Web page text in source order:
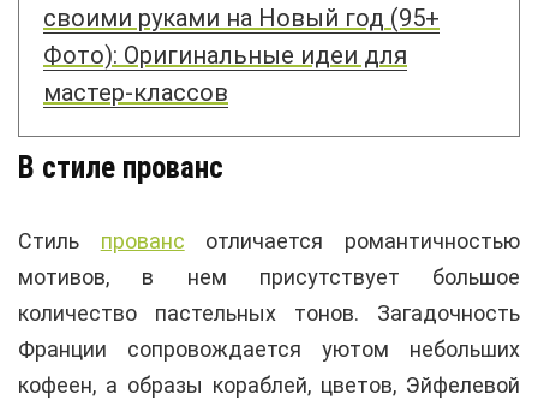
своими руками на Новый год (95+
Фото): Оригинальные идеи для
мастер-классов
В стиле прованс
Стиль прованс отличается романтичностью
мотивов, в нем присутствует большое
количество пастельных тонов. Загадочность
Франции сопровождается уютом небольших
кофеен, а образы кораблей, цветов, Эйфелевой